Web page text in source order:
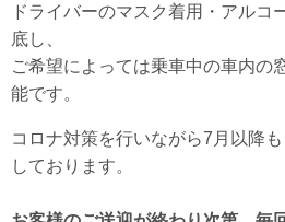
ドライバーのマスク着用・アルコ
底し、
ご希望によっては乗車中の車内の
能です。
コロナ対策を行いながら7月以降も
しております。